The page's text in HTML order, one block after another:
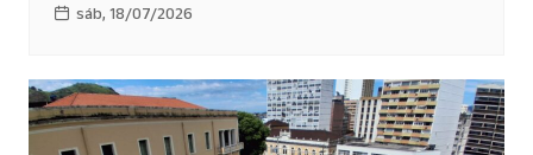
sáb, 18/07/2026